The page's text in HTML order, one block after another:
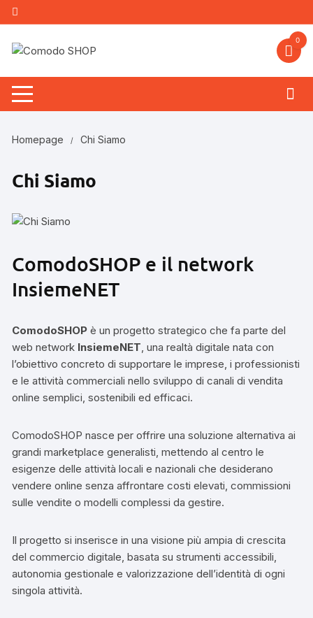
Vai
al
contenuto
0
Homepage Chi Siamo
Chi Siamo
ComodoSHOP e il network
InsiemeNET
ComodoSHOP è un progetto strategico che fa parte del
web network InsiemeNET, una realtà digitale nata con
l’obiettivo concreto di supportare le imprese, i professionisti
e le attività commerciali nello sviluppo di canali di vendita
online semplici, sostenibili ed efficaci.
ComodoSHOP nasce per offrire una soluzione alternativa ai
grandi marketplace generalisti, mettendo al centro le
esigenze delle attività locali e nazionali che desiderano
vendere online senza affrontare costi elevati, commissioni
sulle vendite o modelli complessi da gestire.
Il progetto si inserisce in una visione più ampia di crescita
del commercio digitale, basata su strumenti accessibili,
autonomia gestionale e valorizzazione dell’identità di ogni
singola attività.